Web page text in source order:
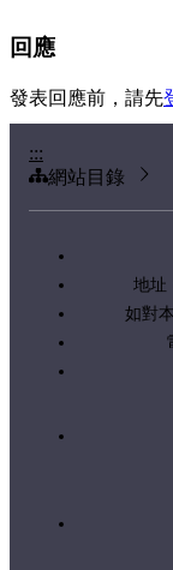
回應
發表回應前，請先
:::
網站目錄
地址
如對